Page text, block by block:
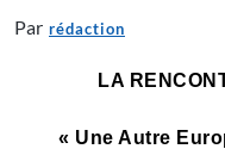
Par rédaction
LA
« Une Autre